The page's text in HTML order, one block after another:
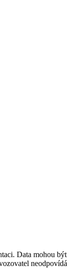
Data mohou být
neodpovídá